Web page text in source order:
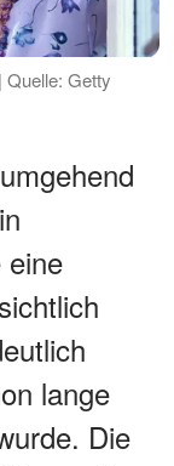
Quelle: Getty
eine
lange
Die